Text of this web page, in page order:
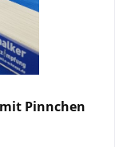
Pinnchen